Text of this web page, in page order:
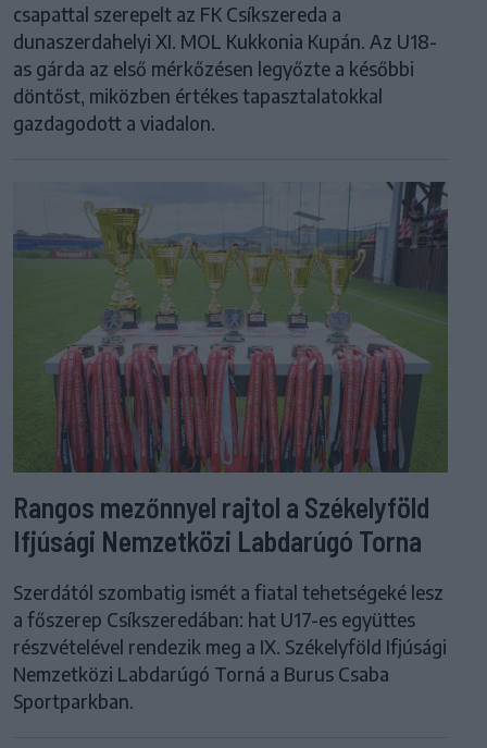
csapattal szerepelt az FK Csíkszereda a
dunaszerdahelyi XI. MOL Kukkonia Kupán. Az U18-
as gárda az első mérkőzésen legyőzte a későbbi
döntőst, miközben értékes tapasztalatokkal
gazdagodott a viadalon.
Rangos mezőnnyel rajtol a Székelyföld
Ifjúsági Nemzetközi Labdarúgó Torna
Szerdától szombatig ismét a fiatal tehetségeké lesz
a főszerep Csíkszeredában: hat U17-es együttes
részvételével rendezik meg a IX. Székelyföld Ifjúsági
Nemzetközi Labdarúgó Torná a Burus Csaba
Sportparkban.